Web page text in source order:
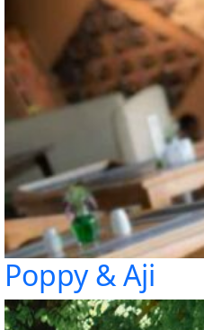
Poppy & Aji